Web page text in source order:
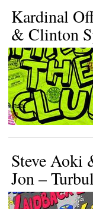
Kardinal
& Clinton
Steve Aoki
Jon –